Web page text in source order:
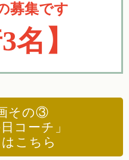
募集です
名】
その③
コーチ」
こちら